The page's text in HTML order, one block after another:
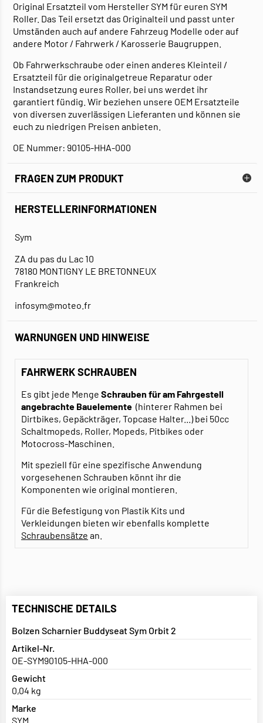
Original Ersatzteil vom Hersteller SYM für euren SYM
Roller. Das Teil ersetzt das Originalteil und passt unter
Umständen auch auf andere Fahrzeug Modelle oder auf
andere Motor / Fahrwerk / Karosserie Baugruppen.
Ob Fahrwerkschraube oder einen anderes Kleinteil /
Ersatzteil für die originalgetreue Reparatur oder
Instandsetzung eures Roller, bei uns werdet ihr
garantiert fündig. Wir beziehen unsere OEM Ersatzteile
von diversen zuverlässigen Lieferanten und können sie
euch zu niedrigen Preisen anbieten.
OE Nummer: 90105-HHA-000
FRAGEN ZUM PRODUKT
HERSTELLERINFORMATIONEN
Sym
ZA du pas du Lac 10
78180 MONTIGNY LE BRETONNEUX
Frankreich
infosym@moteo.fr
WARNUNGEN UND HINWEISE
FAHRWERK SCHRAUBEN
Es gibt jede Menge Schrauben für am Fahrgestell
angebrachte Bauelemente (hinterer Rahmen bei
Dirtbikes, Gepäckträger, Topcase Halter...) bei 50cc
Schaltmopeds, Roller, Mopeds, Pitbikes oder
Motocross-Maschinen.
Mit speziell für eine spezifische Anwendung
vorgesehenen Schrauben könnt ihr die
Komponenten wie original montieren.
Für die Befestigung von Plastik Kits und
Verkleidungen bieten wir ebenfalls komplette
Schraubensätze an.
TECHNISCHE DETAILS
Bolzen Scharnier Buddyseat Sym Orbit 2
Artikel-Nr.
OE-SYM90105-HHA-000
Gewicht
0,04 kg
Marke
SYM